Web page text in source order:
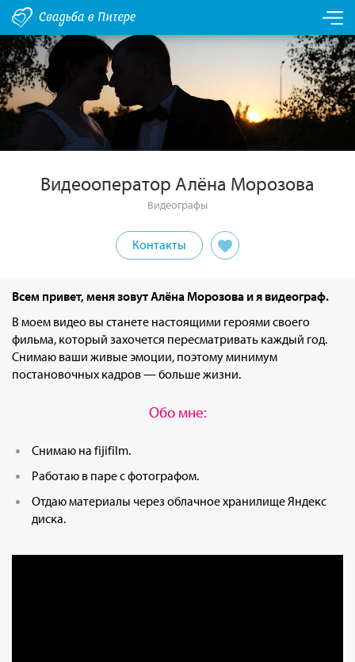
Видеооператор Алёна Морозова
Видеографы
Контакты
Всем привет, меня зовут Алёна Морозова и я видеограф.
В моем видео вы станете настоящими героями своего
фильма, который захочется пересматривать каждый год.
Снимаю ваши живые эмоции, поэтому минимум
постановочных кадров — больше жизни.
Обо мне:
Снимаю на fijifilm.
Работаю в паре с фотографом.
Отдаю материалы через облачное хранилище Яндекс
диска.